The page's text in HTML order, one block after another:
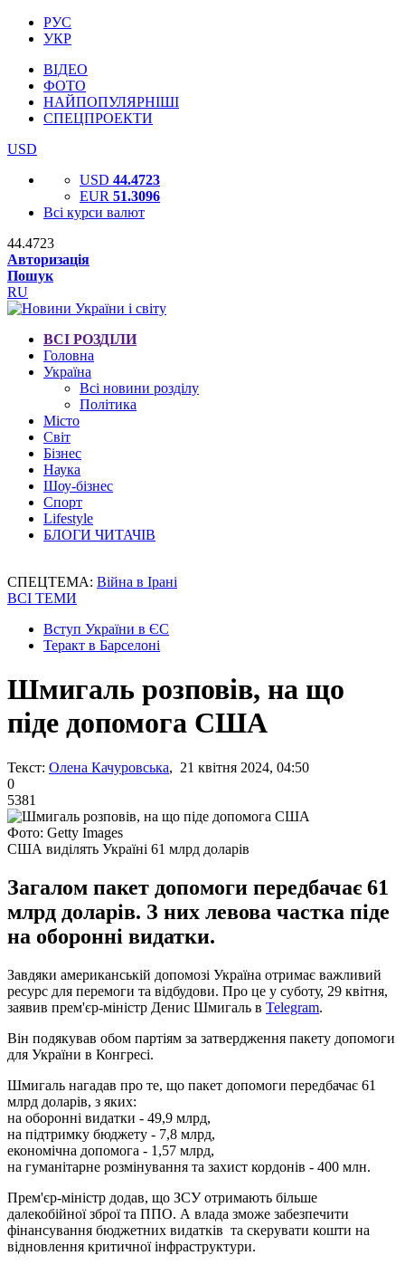
РУС
УКР
ВІДЕО
ФОТО
НАЙПОПУЛЯРНІШІ
СПЕЦПРОЕКТИ
USD
USD 44.4723
EUR 51.3096
Всі курси валют
44.4723
Авторизація
Пошук
RU
ВСІ РОЗДІЛИ
Головна
Україна
Всі новини розділу
Політика
Місто
Світ
Бізнес
Наука
Шоу-бізнес
Спорт
Lifestyle
БЛОГИ ЧИТАЧІВ
СПЕЦТЕМА: Війна в Ірані
ВСІ ТЕМИ
Вступ України в ЄС
Теракт в Барселоні
Шмигаль розповів, на що
піде допомога США
Текст: Олена Качуровська, 21 квітня 2024, 04:50
0
5381
Фото: Getty Images
США виділять Україні 61 млрд доларів
Загалом пакет допомоги передбачає 61
млрд доларів. З них левова частка піде
на оборонні видатки.
Завдяки американській допомозі Україна отримає важливий
ресурс для перемоги та відбудови. Про це у суботу, 29 квітня,
заявив прем'єр-міністр Денис Шмигаль в Telegram.
Він подякував обом партіям за затвердження пакету допомоги
для України в Конгресі.
Шмигаль нагадав про те, що пакет допомоги передбачає 61
млрд доларів, з яких:
на оборонні видатки - 49,9 млрд,
на підтримку бюджету - 7,8 млрд,
економічна допомога - 1,57 млрд,
на гуманітарне розмінування та захист кордонів - 400 млн.
Прем'єр-міністр додав, що ЗСУ отримають більше
далекобійної зброї та ППО. А влада зможе забезпечити
фінансування бюджетних видатків та скерувати кошти на
відновлення критичної інфраструктури.